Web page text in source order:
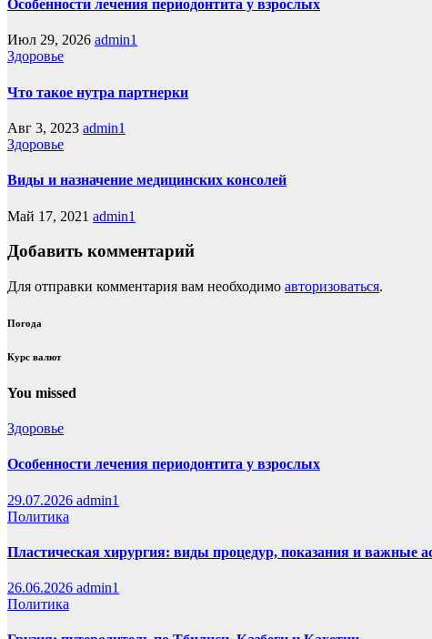
Особенности лечения периодонтита у взрослых
Июл 29, 2026 admin1
Здоровье
Что такое нутра партнерки
Авг 3, 2023 admin1
Здоровье
Виды и назначение медицинских консолей
Май 17, 2021 admin1
Добавить комментарий
Для отправки комментария вам необходимо авторизоваться.
Погода
Курс валют
You missed
Здоровье
Особенности лечения периодонтита у взрослых
29.07.2026 admin1
Политика
Пластическая хирургия: виды процедур, показания и важные
26.06.2026 admin1
Политика